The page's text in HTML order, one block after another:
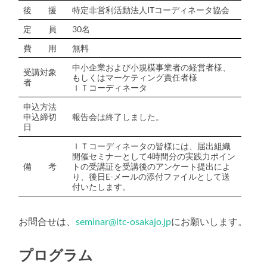
後 援
特定非営利活動法人ITコーディネータ協会
定 員
30名
費 用
無料
受講対象
者
中小企業および小規模事業者の経営者様、
もしくはマーケティング責任者様
ＩＴコーディネータ
申込方法
申込締切
日
報告会は終了しました。
備 考
ＩＴコーディネータの皆様には、届出組織
開催セミナーとして4時間分の実践力ポイン
トの受講証を受講後のアンケート提出によ
り、後日E-メールの添付ファイルとして送
付いたします。
お問合せは、seminar@itc-osakajo.jpにお願いします。
プログラム